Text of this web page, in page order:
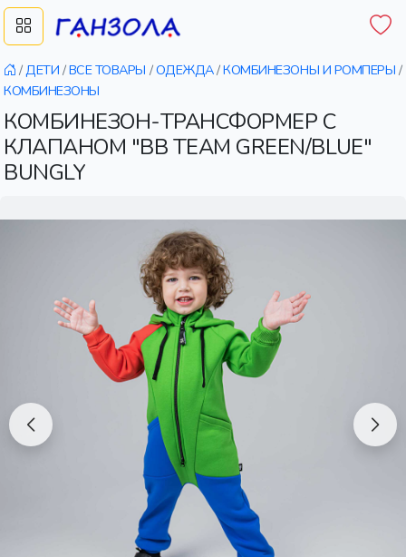
/ДЕТИ /ВСЕ ТОВАРЫ /ОДЕЖДА/КОМБИНЕЗОНЫ И РОМПЕРЫ /
КОМБИНЕЗОНЫ
КОМБИНЕЗОН-ТРАНСФОРМЕР С
КЛАПАНОМ "BB TEAM GREEN/BLUE"
BUNGLY